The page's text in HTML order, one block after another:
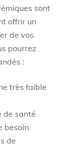
sont
offrir un
de vos
pourrez
:
très faible
de santé
besoin.
de